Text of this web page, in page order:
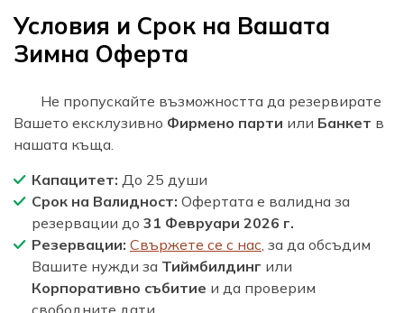
Условия и Срок на Вашата
Зимна Оферта
Не пропускайте възможността да резервирате
Вашето ексклузивно Фирмено парти или Банкет в
нашата къща.
Капацитет: До 25 души
Срок на Валидност: Офертата е валидна за
резервации до 31 Февруари 2026 г.
Резервации: Свържете се с нас, за да обсъдим
Вашите нужди за Тиймбилдинг или
Корпоративно събитие и да проверим